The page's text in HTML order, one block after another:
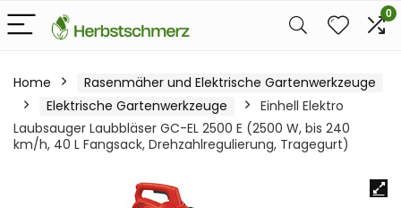
0
Home
Rasenmäher und Elektrische Gartenwerkzeuge
Elektrische Gartenwerkzeuge
Einhell Elektro
Laubsauger Laubbläser GC-EL 2500 E (2500 W, bis 240
km/h, 40 L Fangsack, Drehzahlregulierung, Tragegurt)